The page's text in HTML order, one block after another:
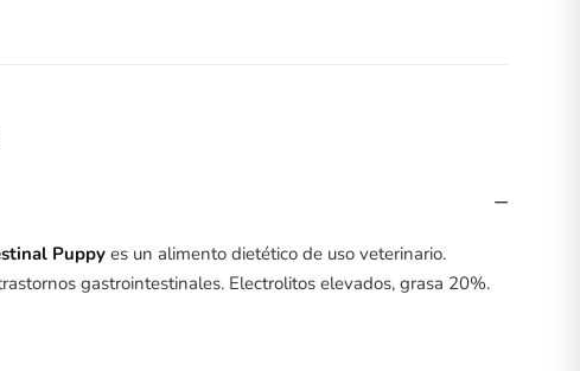
−
Puppy es un alimento dietético de uso veterinario.
gastrointestinales. Electrolitos elevados, grasa 20%.